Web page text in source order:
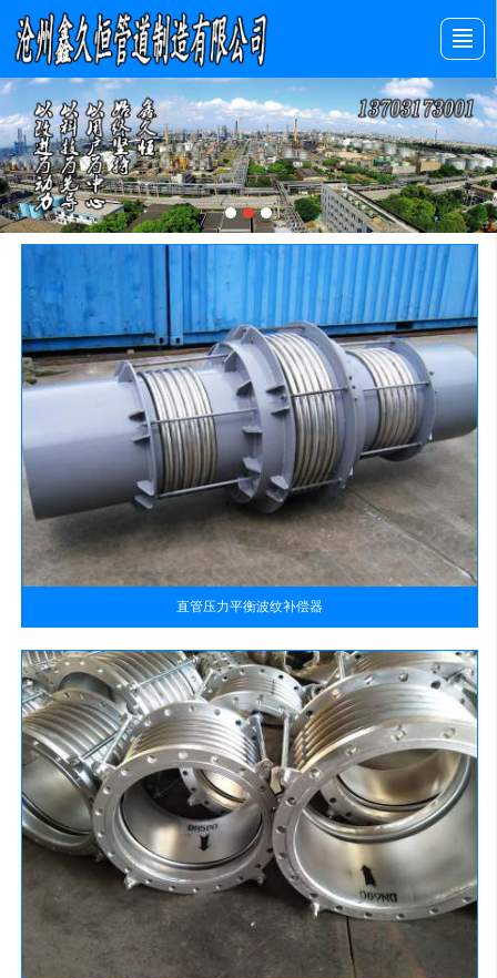
首页 产品展示 新闻动态 图库展示
公司介绍 留言反馈 联系我们 LBS
直管压力平衡波纹补偿器